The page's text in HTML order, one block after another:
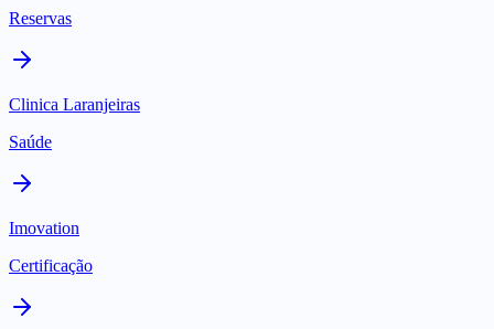
Reservas
Clinica Laranjeiras
Saúde
Imovation
Certificação